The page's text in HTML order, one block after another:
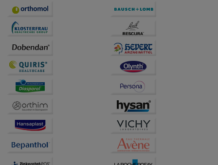
auf unserer Website aber auch die Werbung auf
Bitte beachten Sie, dass Daten hierfür teilweise an
Dritte wie z.B. Google oder soziale Medien
übertragen werden.